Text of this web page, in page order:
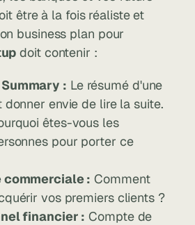
être à la fois réaliste et
doit contenir :
: Le résumé d'une
envie de lire la suite.
êtes-vous les
pour porter ce
: Comment
vos premiers clients ?
financier : Compte de